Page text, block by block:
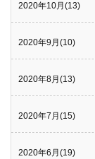
2020年10月(13)
2020年9月(10)
2020年8月(13)
2020年7月(15)
2020年6月(19)